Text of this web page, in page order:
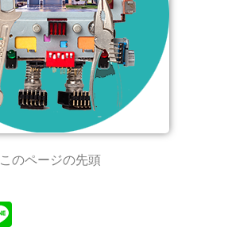
このページの先頭